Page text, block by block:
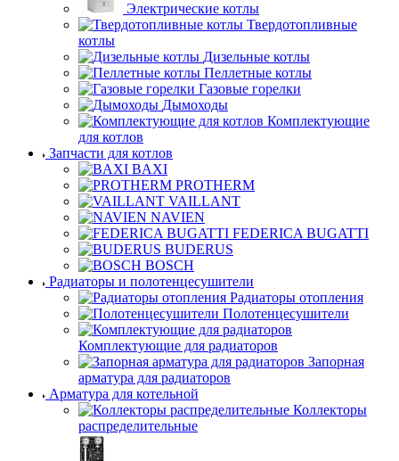
Электрические котлы
Твердотопливные
котлы
Дизельные котлы
Пеллетные котлы
Газовые горелки
Дымоходы
Комплектующие
для котлов
Запчасти для котлов
BAXI
PROTHERM
VAILLANT
NAVIEN
FEDERICA BUGATTI
BUDERUS
BOSCH
Радиаторы и полотенцесушители
Радиаторы отопления
Полотенцесушители
Комплектующие для радиаторов
Запорная
арматура для радиаторов
Арматура для котельной
Коллекторы
распределительные